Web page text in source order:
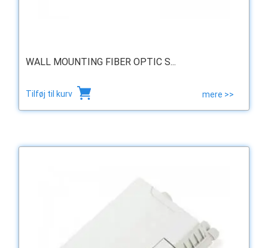
WALL MOUNTING FIBER OPTIC S...
Tilføj til kurv mere >>